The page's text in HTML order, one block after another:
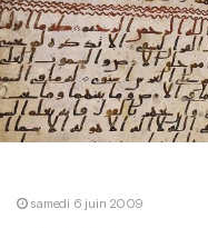
samedi 6 juin 2009